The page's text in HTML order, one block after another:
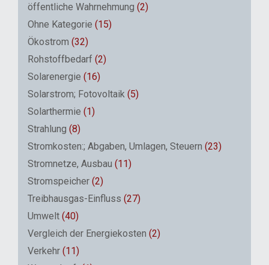
öffentliche Wahrnehmung (2)
Ohne Kategorie (15)
Ökostrom (32)
Rohstoffbedarf (2)
Solarenergie (16)
Solarstrom; Fotovoltaik (5)
Solarthermie (1)
Strahlung (8)
Stromkosten:; Abgaben, Umlagen, Steuern (23)
Stromnetze, Ausbau (11)
Stromspeicher (2)
Treibhausgas-Einfluss (27)
Umwelt (40)
Vergleich der Energiekosten (2)
Verkehr (11)